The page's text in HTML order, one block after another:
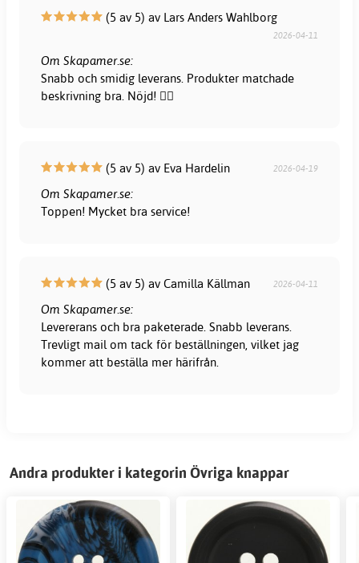
(5 av 5) av Lars Anders Wahlborg
2026-04-11
Om Skapamer.se:
Snabb och smidig leverans. Produkter matchade
beskrivning bra. Nöjd! 👍🏻
(5 av 5) av Eva Hardelin 2026-04-19
Om Skapamer.se:
Toppen! Mycket bra service!
(5 av 5) av Camilla Källman 2026-04-11
Om Skapamer.se:
Levererans och bra paketerade. Snabb leverans.
Trevligt mail om tack för beställningen, vilket jag
kommer att beställa mer härifrån.
Andra produkter i kategorin Övriga knappar